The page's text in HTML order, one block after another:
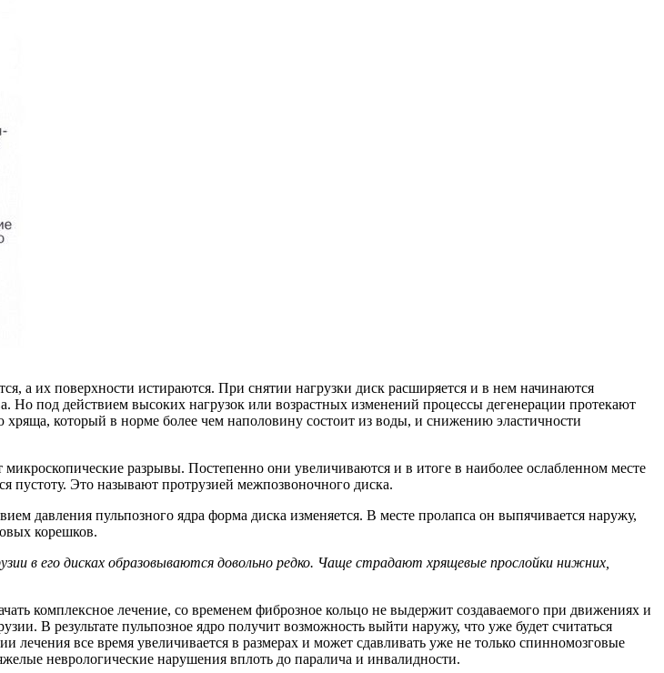
а их поверхности истираются. При снятии нагрузки диск расширяется и в нем начинаются
Но под действием высоких нагрузок или возрастных изменений процессы дегенерации протекают
который в норме более чем наполовину состоит из воды, и снижению эластичности
разрывы. Постепенно они увеличиваются и в итоге в наиболее ослабленном месте
пустоту. Это называют протрузией межпозвоночного диска.
давления пульпозного ядра форма диска изменяется. В месте пролапса он выпячивается наружу,
корешков.
в его дисках образовываются довольно редко. Чаще страдают хрящевые прослойки нижних,
комплексное лечение, со временем фиброзное кольцо не выдержит создаваемого при движениях и
В результате пульпозное ядро получит возможность выйти наружу, что уже будет считаться
все время увеличивается в размерах и может сдавливать уже не только спинномозговые
неврологические нарушения вплоть до паралича и инвалидности.